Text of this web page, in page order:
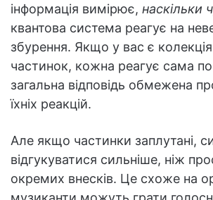
інформація вимірює, наскільки
квантова система реагує на
збурення. Якщо у вас є
частинок, кожна реагує сама по
загальна відповідь обмежена
їхніх реакцій.
Але якщо частинки заплутані,
відгукуватися сильніше, ніж
окремих внесків. Це схоже на